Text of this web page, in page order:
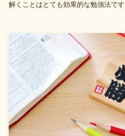
解くことはとても効果的な勉強法です